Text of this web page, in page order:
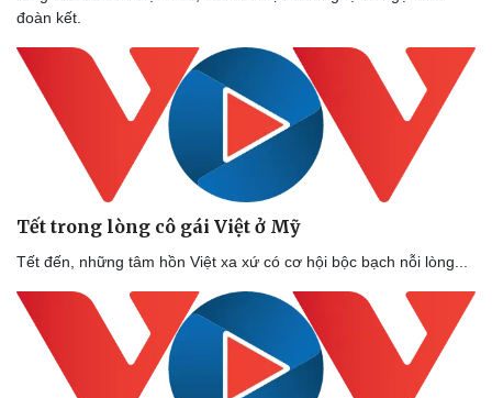
đoàn kết.
Tết trong lòng cô gái Việt ở Mỹ
Tết đến, những tâm hồn Việt xa xứ có cơ hội bộc bạch nỗi lòng...